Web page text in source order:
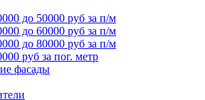
до 50000 руб за п/м
до 60000 руб за п/м
до 80000 руб за п/м
руб за пог. метр
фасады